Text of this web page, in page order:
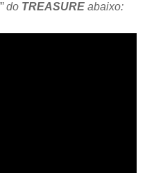
” do TREASURE abaixo: